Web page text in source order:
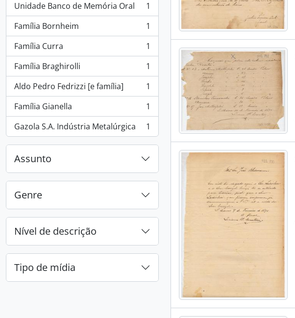
Unidade Banco de Memória Oral
, 1 resultados
1
Família Bornheim
, 1 resultados
1
Família Curra
, 1 resultados
1
Família Braghirolli
, 1 resultados
1
Aldo Pedro Fedrizzi [e família]
, 1 resultados
1
Família Gianella
, 1 resultados
1
Gazola S.A. Indústria Metalúrgica
, 1 resultados 1
Assunto
Genre
Nível de descrição
Tipo de mídia